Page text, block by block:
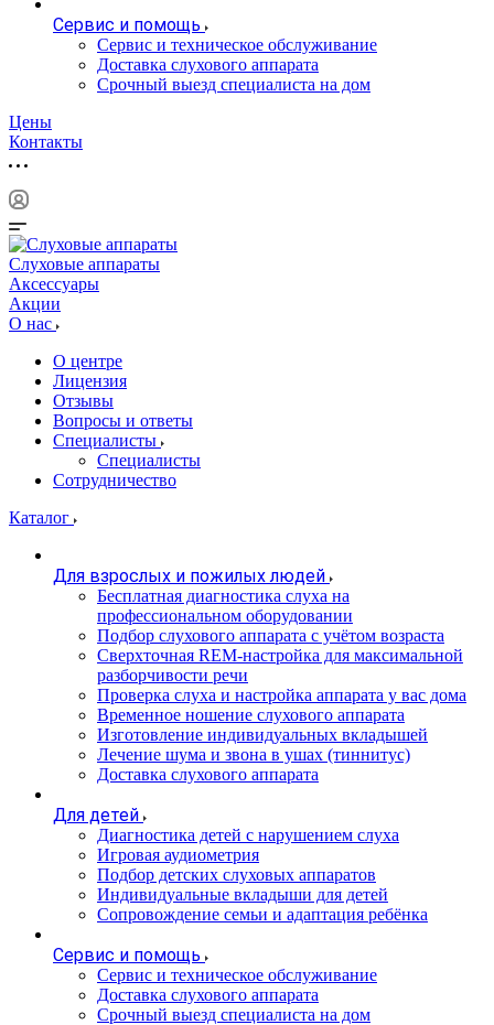
Сервис и помощь
Сервис и техническое обслуживание
Доставка слухового аппарата
Срочный выезд специалиста на дом
Цены
Контакты
Слуховые аппараты
Аксессуары
Акции
О нас
О центре
Лицензия
Отзывы
Вопросы и ответы
Специалисты
Специалисты
Сотрудничество
Каталог
Для взрослых и пожилых людей
Бесплатная диагностика слуха на
профессиональном оборудовании
Подбор слухового аппарата с учётом возраста
Сверхточная REM-настройка для максимальной
разборчивости речи
Проверка слуха и настройка аппарата у вас дома
Временное ношение слухового аппарата
Изготовление индивидуальных вкладышей
Лечение шума и звона в ушах (тиннитус)
Доставка слухового аппарата
Для детей
Диагностика детей с нарушением слуха
Игровая аудиометрия
Подбор детских слуховых аппаратов
Индивидуальные вкладыши для детей
Сопровождение семьи и адаптация ребёнка
Сервис и помощь
Сервис и техническое обслуживание
Доставка слухового аппарата
Срочный выезд специалиста на дом